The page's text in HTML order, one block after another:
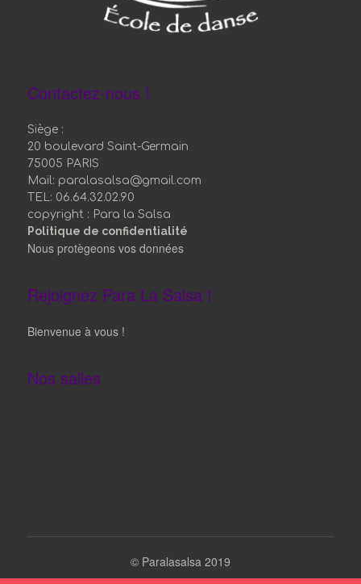
Contactez-nous !
Siège :
20 boulevard Saint-Germain
75005 PARIS
Mail: paralasalsa@gmail.com
TEL: 06.64.32.02.90
copyright : Para la Salsa
Politique de confidentialité
Nous protègeons vos données
Rejoignez Para La Salsa !
Bienvenue à vous !
Nos salles
© Paralasalsa 2019